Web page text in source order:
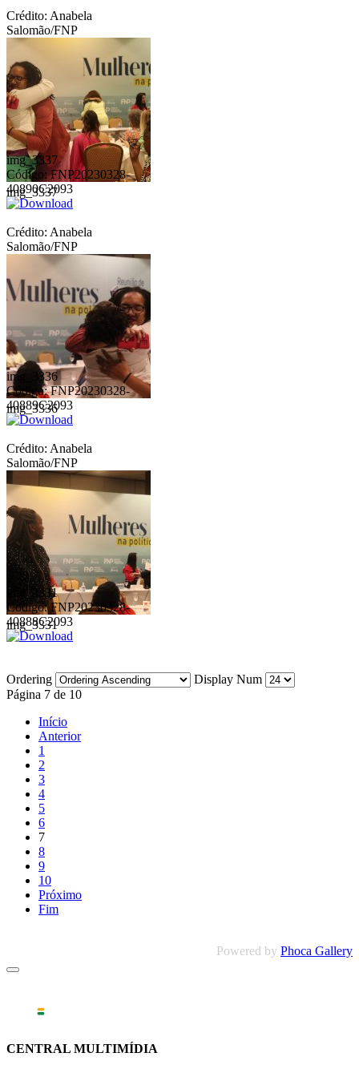
Crédito: Anabela
Salomão/FNP
img_3337
img_3337
Código: FNP20230328-
40890C2093
Crédito: Anabela
Salomão/FNP
img_3336
img_3336
Código: FNP20230328-
40889C2093
Crédito: Anabela
Salomão/FNP
img_3331
img_3331
Código: FNP20230328-
40888C2093
Ordering
Display Num
Página 7 de 10
Início
Anterior
1
2
3
4
5
6
7
8
9
10
Próximo
Fim
Powered by Phoca Gallery
CENTRAL MULTIMÍDIA